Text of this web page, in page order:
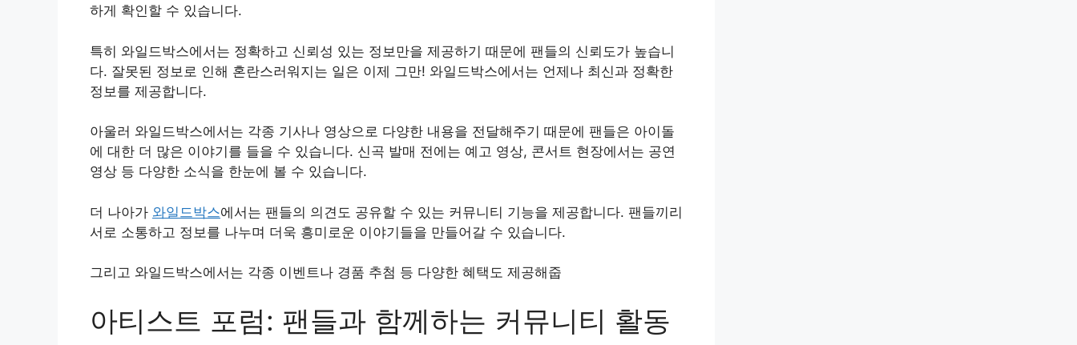
하게 확인할 수 있습니다.
특히 와일드박스에서는 정확하고 신뢰성 있는 정보만을 제공하기 때문에 팬들의 신뢰도가 높습니
다. 잘못된 정보로 인해 혼란스러워지는 일은 이제 그만! 와일드박스에서는 언제나 최신과 정확한
정보를 제공합니다.
아울러 와일드박스에서는 각종 기사나 영상으로 다양한 내용을 전달해주기 때문에 팬들은 아이돌
에 대한 더 많은 이야기를 들을 수 있습니다. 신곡 발매 전에는 예고 영상, 콘서트 현장에서는 공연
영상 등 다양한 소식을 한눈에 볼 수 있습니다.
더 나아가 와일드박스에서는 팬들의 의견도 공유할 수 있는 커뮤니티 기능을 제공합니다. 팬들끼리
서로 소통하고 정보를 나누며 더욱 흥미로운 이야기들을 만들어갈 수 있습니다.
그리고 와일드박스에서는 각종 이벤트나 경품 추첨 등 다양한 혜택도 제공해줍
아티스트 포럼: 팬들과 함께하는 커뮤니티 활동